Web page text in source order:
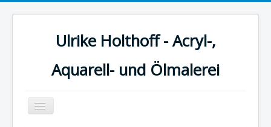
Ulrike Holthoff - Acryl-,
Aquarell- und Ölmalerei
Navigation
an/aus